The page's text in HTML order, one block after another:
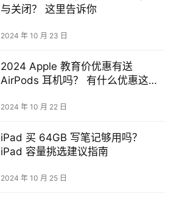
与关闭？ 这里告诉你
2024 年 10 月 23 日
2024 Apple 教育价优惠有送
AirPods 耳机吗？ 有什么优惠这里
2024 年 10 月 22 日
iPad 买 64GB 写笔记够用吗？
iPad 容量挑选建议指南
2024 年 10 月 25 日